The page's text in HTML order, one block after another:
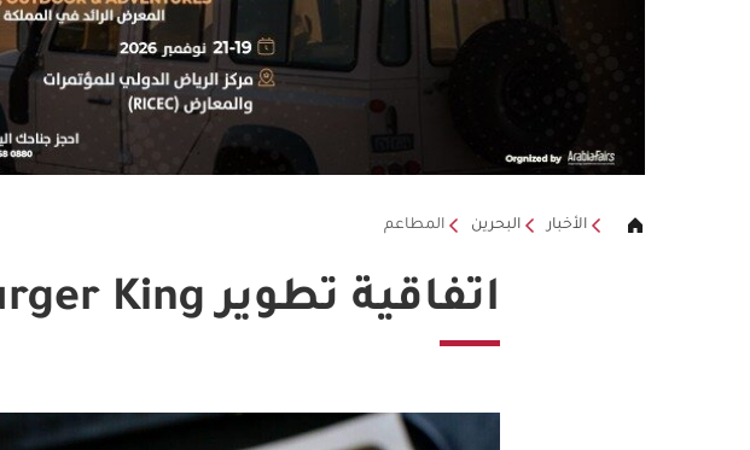
الأخبار البحرين المطاعم
اتفاقية تطوير Burger King في البحرين